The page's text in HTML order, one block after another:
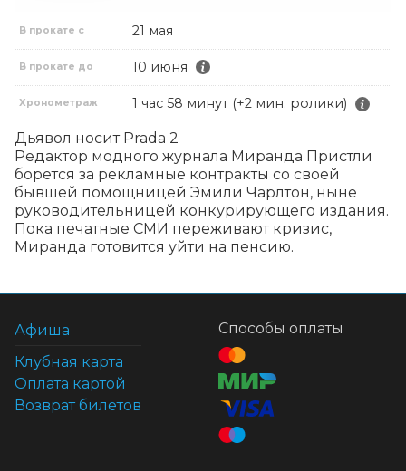
В прокате с 21 мая
В прокате до 10 июня
Хронометраж 1 час 58 минут (+2 мин. ролики)
Дьявол носит Prada 2
Редактор модного журнала Миранда Пристли
борется за рекламные контракты со своей
бывшей помощницей Эмили Чарлтон, ныне
руководительницей конкурирующего издания.
Пока печатные СМИ переживают кризис,
Миранда готовится уйти на пенсию.
Афиша
Клубная карта
Оплата картой
Возврат билетов
Способы оплаты